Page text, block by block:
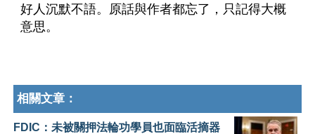
好人沉默不語。原話與作者都忘了，只記得大概
意思。
相關文章：
FDIC：未被關押法輪功學員也面臨活摘器